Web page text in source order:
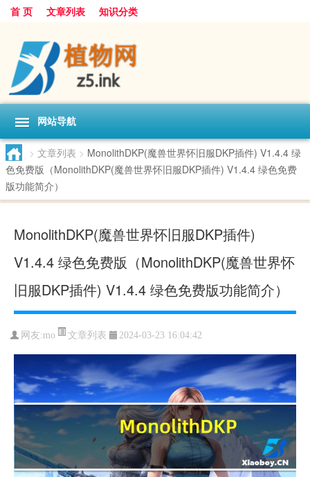
首 页 文章列表 知识分类
网站导航
> 文章列表 > MonolithDKP(魔兽世界怀旧服DKP插件) V1.4.4 绿
色免费版（MonolithDKP(魔兽世界怀旧服DKP插件) V1.4.4 绿色免费
版功能简介）
MonolithDKP(魔兽世界怀旧服DKP插件)
V1.4.4 绿色免费版（MonolithDKP(魔兽世界怀
旧服DKP插件) V1.4.4 绿色免费版功能简介）
网友:mo 文章列表 2024-03-23 16:04:42